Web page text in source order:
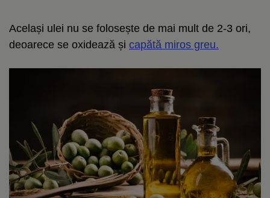
Același ulei nu se folosește de mai mult de 2-3 ori,
deoarece se oxidează și capătă miros greu.